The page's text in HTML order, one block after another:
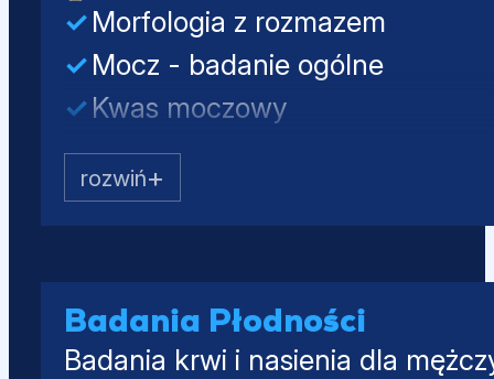
Morfologia z rozmazem
Mocz - badanie ogólne
Kwas moczowy
Kreatynina
Mocznik
Testosteron całkowity
SHBG
Albumina
PSA całkowity
Badania Płodności
Badania krwi i nasienia dla